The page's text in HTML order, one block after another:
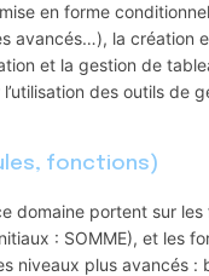
en forme
avancés…), la création
et la gestion de
des outils de
fonctions)
domaine portent sur les
: SOMME), et les
niveaux plus avancés :